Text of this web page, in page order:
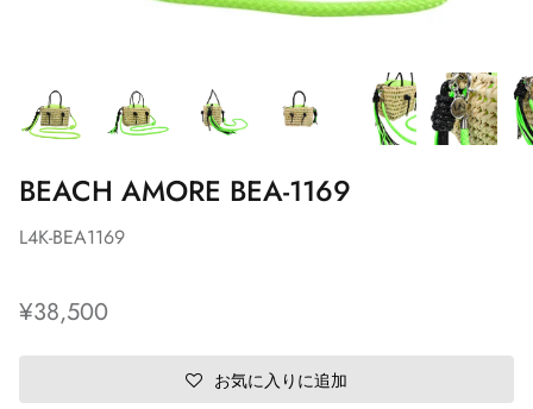
BEACH AMORE BEA-1169
L4K-BEA1169
¥38,500
お気に入りに追加